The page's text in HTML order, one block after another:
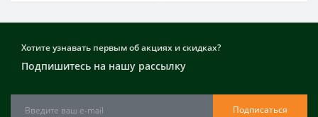
Хотите узнавать первым об акциях и скидках?
Подпишитесь на нашу рассылку
Подписаться